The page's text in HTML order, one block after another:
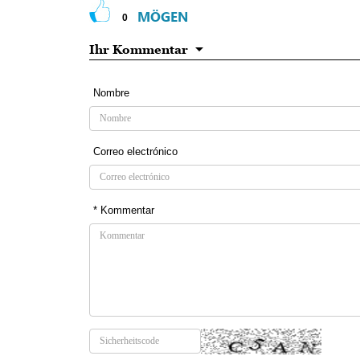
0 MÖGEN
Ihr Kommentar
Nombre
Correo electrónico
* Kommentar